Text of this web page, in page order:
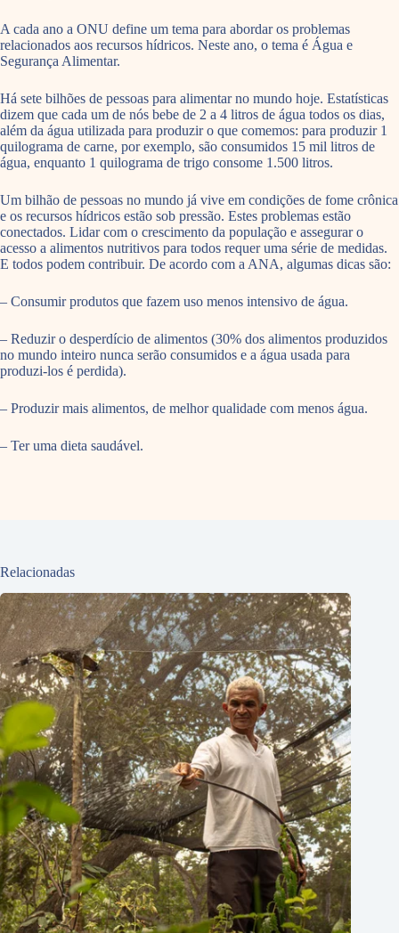
A cada ano a ONU define um tema para abordar os problemas
relacionados aos recursos hídricos. Neste ano, o tema é Água e
Segurança Alimentar.
Há sete bilhões de pessoas para alimentar no mundo hoje. Estatísticas
dizem que cada um de nós bebe de 2 a 4 litros de água todos os dias,
além da água utilizada para produzir o que comemos: para produzir 1
quilograma de carne, por exemplo, são consumidos 15 mil litros de
água, enquanto 1 quilograma de trigo consome 1.500 litros.
Um bilhão de pessoas no mundo já vive em condições de fome crônica
e os recursos hídricos estão sob pressão. Estes problemas estão
conectados. Lidar com o crescimento da população e assegurar o
acesso a alimentos nutritivos para todos requer uma série de medidas.
E todos podem contribuir. De acordo com a ANA, algumas dicas são:
– Consumir produtos que fazem uso menos intensivo de água.
– Reduzir o desperdício de alimentos (30% dos alimentos produzidos
no mundo inteiro nunca serão consumidos e a água usada para
produzi-los é perdida).
– Produzir mais alimentos, de melhor qualidade com menos água.
– Ter uma dieta saudável.
Relacionadas